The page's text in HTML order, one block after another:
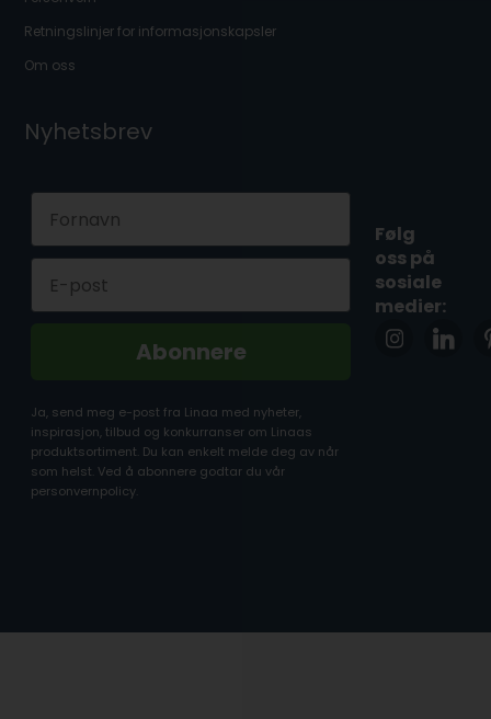
Retningslinjer for informasjonskapsler
Om oss
Nyhetsbrev
Abonnere
Ja, send meg e-post fra Linaa med nyheter,
inspirasjon, tilbud og konkurranser om Linaas
produktsortiment. Du kan enkelt melde deg av når
som helst. Ved å abonnere godtar du vår
personvernpolicy.
Følg
oss på
sosiale
medier: